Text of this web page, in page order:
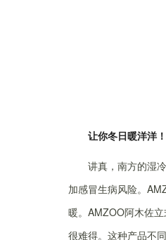
让你冬日暖洋洋！
讲真，南方的湿
加感冒生病风险。
暖。AMZOO阿木佐
很难得。这种产品不